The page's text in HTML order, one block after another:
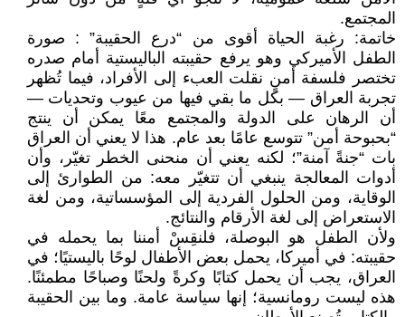
المجتمع.
خاتمة: رغبة الحياة أقوى من “درع الحقيبة” : صورة
الطفل الأميركي وهو يرفع حقيبته الباليستية أمام صدره
تختصر فلسفة أمنٍ نقلت العبء إلى الأفراد، فيما تُظهر
تجربة العراق — بكل ما بقي فيها من عيوب وتحديات —
أن الرهان على الدولة والمجتمع معًا يمكن أن ينتج
“بحبوحة أمن” تتوسع عامًا بعد عام. هذا لا يعني أن العراق
بات “جنةً آمنة”؛ لكنه يعني أن منحنى الخطر تغيّر، وأن
أدوات المعالجة ينبغي أن تتغيّر معه: من الطوارئ إلى
الوقاية، ومن الحلول الفردية إلى المؤسساتية، ومن لغة
الاستعراض إلى لغة الأرقام والنتائج.
ولأن الطفل هو البوصلة، فلنقِسْ أمننا بما يحمله في
حقيبته: في أميركا، يحمل بعض الأطفال لوحًا باليستيًا؛ في
العراق، يجب أن يحمل كتابًا وكرةً ولحنًا وصباحًا مطمئنًا.
هذه ليست رومانسية؛ إنها سياسة عامة. وما بين الحقيبة